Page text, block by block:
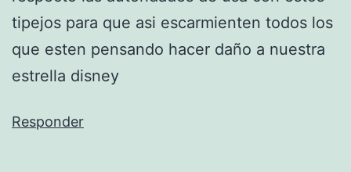
tipejos para que asi escarmienten todos los
que esten pensando hacer daño a nuestra
estrella disney
Responder